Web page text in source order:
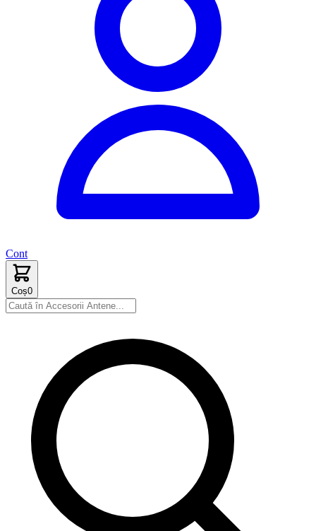
Cont
Coș0